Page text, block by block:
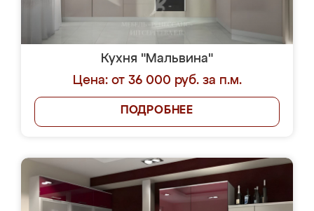
Кухня "Мальвина"
Цена: от 36 000 руб. за п.м.
ПОДРОБНЕЕ